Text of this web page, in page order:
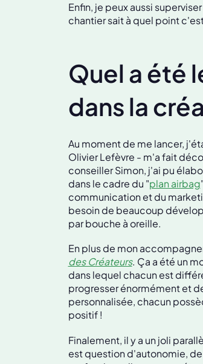
Enfin, je peux aussi
chantier sait à quel point
Quel a été
dans la
Au moment de me lancer,
Olivier Lefèvre - m'a fait
conseiller Simon, j'ai pu
dans le cadre du "plan airbag
communication et du
besoin de beaucoup
par bouche à oreille.
En plus de mon
des Créateurs. Ça a été un
dans lequel chacun est
progresser énormément et
personnalisée, chacun
positif !
Finalement, il y a un joli
est question d'autonomie,